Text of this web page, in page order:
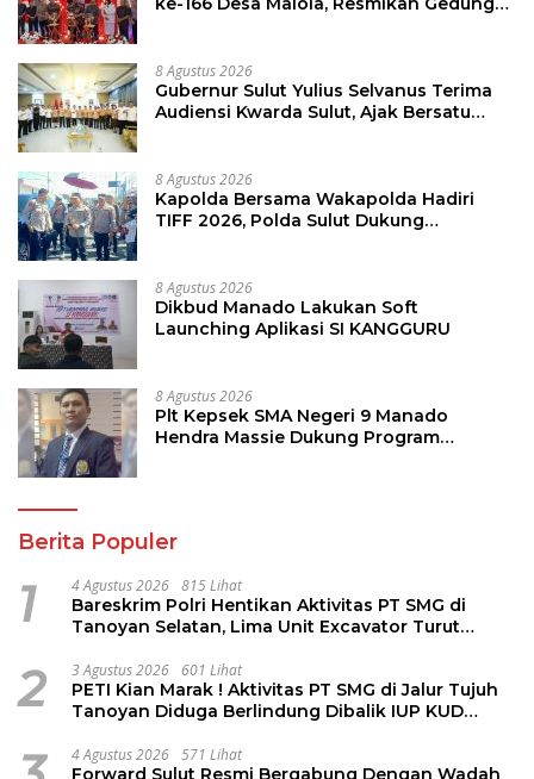
8 Agustus 2026
Gubernur Sulut Yulius Selvanus Terima
Audiensi Kwarda Sulut, Ajak Bersatu
8 Agustus 2026
Kapolda Bersama Wakapolda Hadiri
TIFF 2026, Polda Sulut Dukung
8 Agustus 2026
Dikbud Manado Lakukan Soft
Launching Aplikasi SI KANGGURU
8 Agustus 2026
Plt Kepsek SMA Negeri 9 Manado
Hendra Massie Dukung Program
Berita Populer
1 4 Agustus 2026 815 Lihat
Bareskrim Polri Hentikan Aktivitas PT SMG di
Tanoyan Selatan, Lima Unit Excavator Turut
2 3 Agustus 2026 601 Lihat
PETI Kian Marak ! Aktivitas PT SMG di Jalur Tujuh
Tanoyan Diduga Berlindung Dibalik IUP KUD
4 Agustus 2026 571 Lihat
Forward Sulut Resmi Bergabung Dengan Wadah